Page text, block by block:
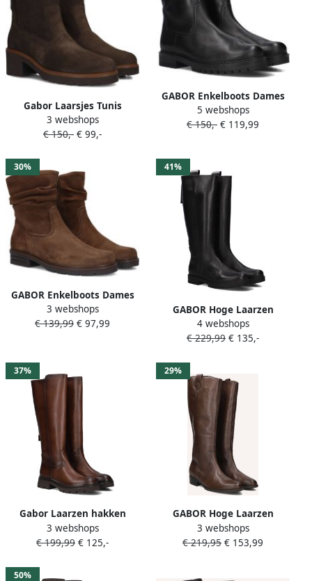
Gabor Laarsjes Tunis
blokhak herfstlaarzen met
sierritssluiting buiten g-
3 webshops
€ 150,- € 99,-
GABOR Enkelboots Dames
723.2 Maat: 38 Materiaal:
Leer Kleur: Zwart
5 webshops
€ 150,- € 119,99
30%
GABOR Enkelboots Dames
655 Maat: 37 5 Materiaal:
Suède Kleur: Bruin
3 webshops
€ 139,99 € 97,99
41%
GABOR Hoge Laarzen
Dames 727 Maat: 36
Materiaal: Leer Kleur: Zwart
4 webshops
€ 229,99 € 135,-
37%
Gabor Laarzen hakken
lange laarzen met
comfortabele beste
3 webshops
€ 199,99 € 125,-
29%
GABOR Hoge Laarzen
Dames 901 Maat: 35 5
Materiaal: Leer Kleur: Bruin
3 webshops
€ 219,95 € 153,99
50%